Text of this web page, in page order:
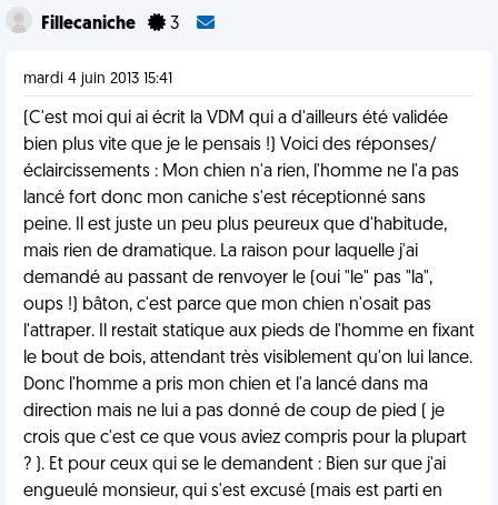
Fillecaniche 3
mardi 4 juin 2013 15:41
(C'est moi qui ai écrit la VDM qui a d'ailleurs été validée
bien plus vite que je le pensais !) Voici des réponses/
éclaircissements : Mon chien n'a rien, l'homme ne l'a pas
lancé fort donc mon caniche s'est réceptionné sans
peine. Il est juste un peu plus peureux que d'habitude,
mais rien de dramatique. La raison pour laquelle j'ai
demandé au passant de renvoyer le (oui "le" pas "la",
oups !) bâton, c'est parce que mon chien n'osait pas
l'attraper. Il restait statique aux pieds de l'homme en fixant
le bout de bois, attendant très visiblement qu'on lui lance.
Donc l'homme a pris mon chien et l'a lancé dans ma
direction mais ne lui a pas donné de coup de pied ( je
crois que c'est ce que vous aviez compris pour la plupart
? ). Et pour ceux qui se le demandent : Bien sur que j'ai
engueulé monsieur, qui s'est excusé (mais est parti en